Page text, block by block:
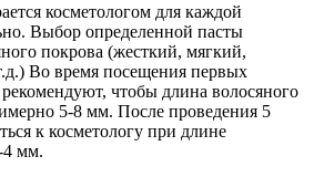
косметологом для каждой
Выбор определенной пасты
покрова (жесткий, мягкий,
Во время посещения первых
чтобы длина волосяного
5-8 мм. После проведения 5
к косметологу при длине
4 мм.